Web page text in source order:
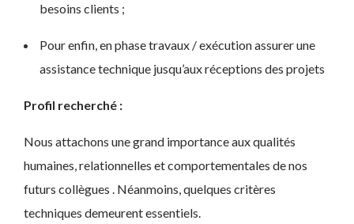
besoins clients ;
Pour enfin, en phase travaux / exécution assurer une
assistance technique jusqu’aux réceptions des projets
Profil recherché :
Nous attachons une grand importance aux qualités
humaines, relationnelles et comportementales de nos
futurs collègues . Néanmoins, quelques critères
techniques demeurent essentiels.